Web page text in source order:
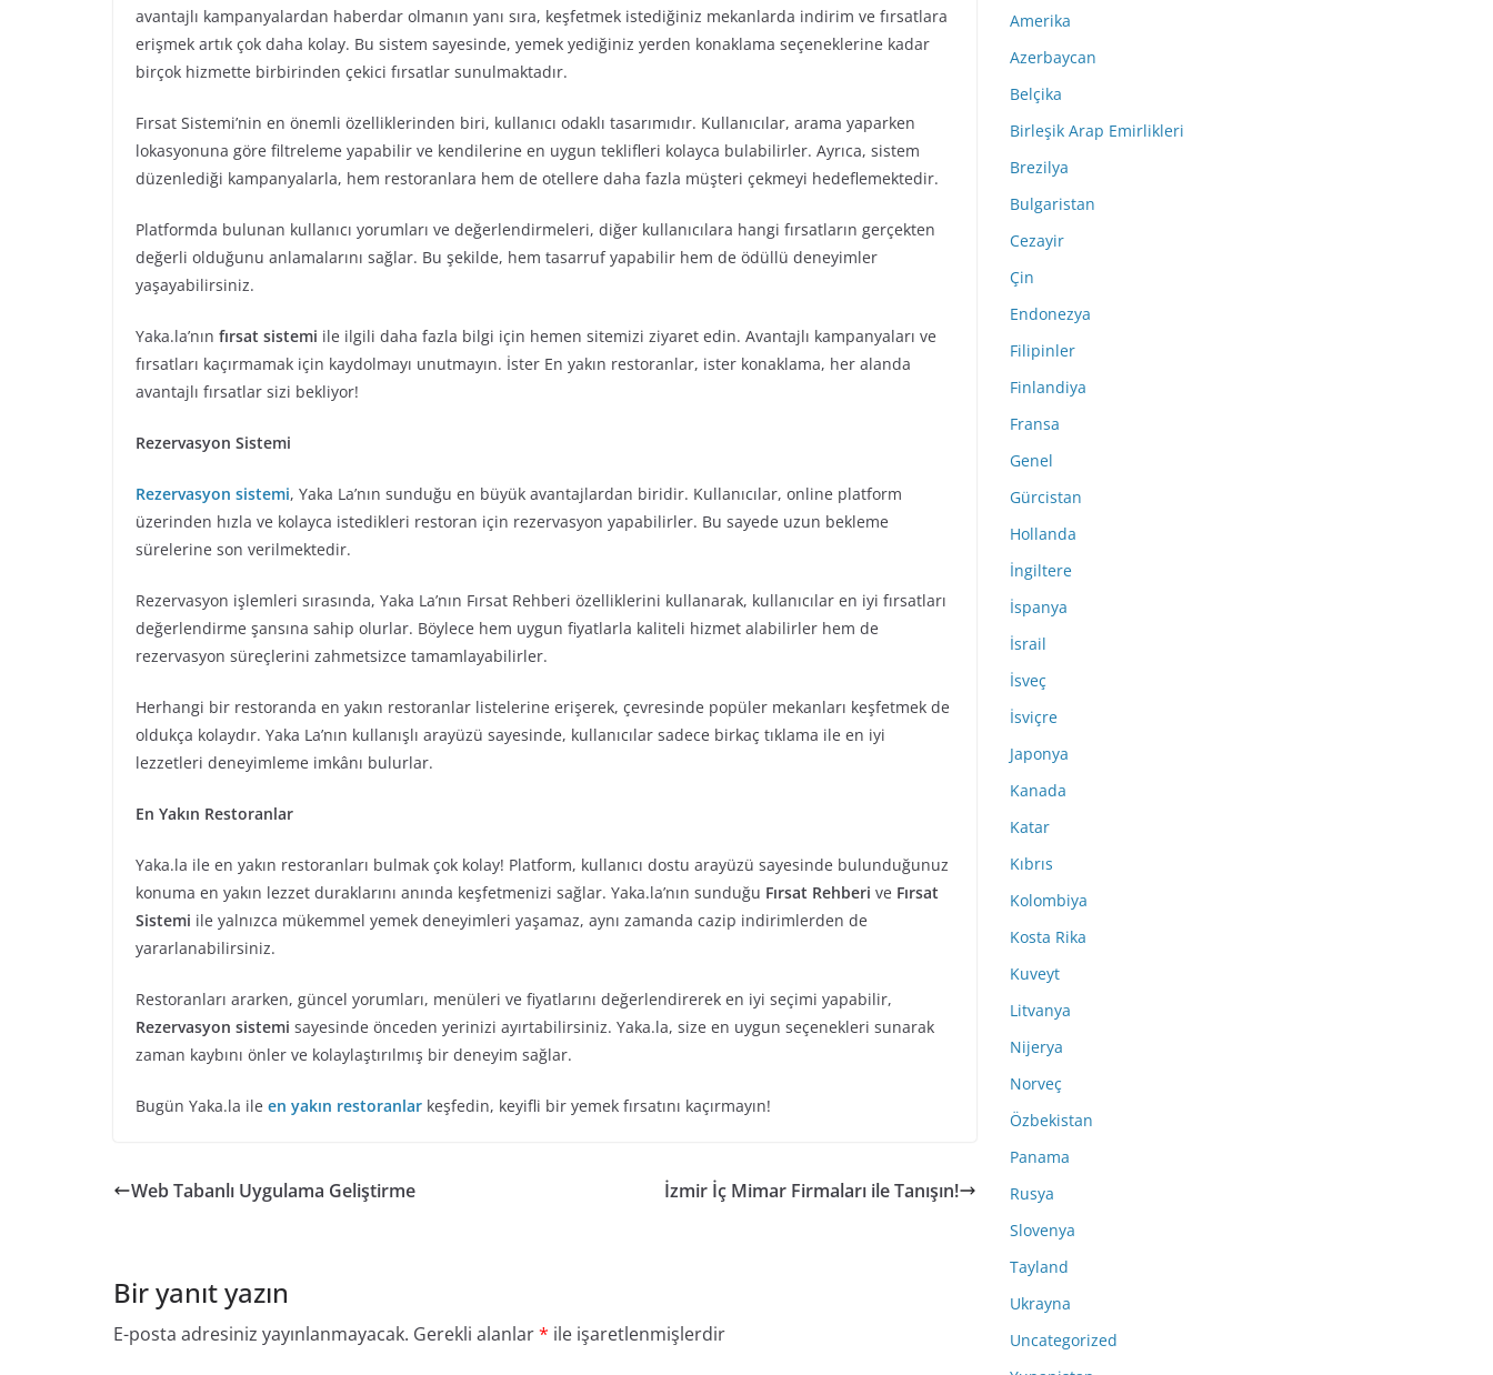
avantajlı kampanyalardan haberdar olmanın yanı sıra, keşfetmek istediğiniz mekanlarda indirim ve fırsatlara
erişmek artık çok daha kolay. Bu sistem sayesinde, yemek yediğiniz yerden konaklama seçeneklerine kadar
birçok hizmette birbirinden çekici fırsatlar sunulmaktadır.
Fırsat Sistemi’nin en önemli özelliklerinden biri, kullanıcı odaklı tasarımıdır. Kullanıcılar, arama yaparken
lokasyonuna göre filtreleme yapabilir ve kendilerine en uygun teklifleri kolayca bulabilirler. Ayrıca, sistem
düzenlediği kampanyalarla, hem restoranlara hem de otellere daha fazla müşteri çekmeyi hedeflemektedir.
Platformda bulunan kullanıcı yorumları ve değerlendirmeleri, diğer kullanıcılara hangi fırsatların gerçekten
değerli olduğunu anlamalarını sağlar. Bu şekilde, hem tasarruf yapabilir hem de ödüllü deneyimler
yaşayabilirsiniz.
Yaka.la’nın fırsat sistemi ile ilgili daha fazla bilgi için hemen sitemizi ziyaret edin. Avantajlı kampanyaları ve
fırsatları kaçırmamak için kaydolmayı unutmayın. İster En yakın restoranlar, ister konaklama, her alanda
avantajlı fırsatlar sizi bekliyor!
Rezervasyon Sistemi
Rezervasyon sistemi, Yaka La’nın sunduğu en büyük avantajlardan biridir. Kullanıcılar, online platform
üzerinden hızla ve kolayca istedikleri restoran için rezervasyon yapabilirler. Bu sayede uzun bekleme
sürelerine son verilmektedir.
Rezervasyon işlemleri sırasında, Yaka La’nın Fırsat Rehberi özelliklerini kullanarak, kullanıcılar en iyi fırsatları
değerlendirme şansına sahip olurlar. Böylece hem uygun fiyatlarla kaliteli hizmet alabilirler hem de
rezervasyon süreçlerini zahmetsizce tamamlayabilirler.
Herhangi bir restoranda en yakın restoranlar listelerine erişerek, çevresinde popüler mekanları keşfetmek de
oldukça kolaydır. Yaka La’nın kullanışlı arayüzü sayesinde, kullanıcılar sadece birkaç tıklama ile en iyi
lezzetleri deneyimleme imkânı bulurlar.
En Yakın Restoranlar
Yaka.la ile en yakın restoranları bulmak çok kolay! Platform, kullanıcı dostu arayüzü sayesinde bulunduğunuz
konuma en yakın lezzet duraklarını anında keşfetmenizi sağlar. Yaka.la’nın sunduğu Fırsat Rehberi ve Fırsat
Sistemi ile yalnızca mükemmel yemek deneyimleri yaşamaz, aynı zamanda cazip indirimlerden de
yararlanabilirsiniz.
Restoranları ararken, güncel yorumları, menüleri ve fiyatlarını değerlendirerek en iyi seçimi yapabilir,
Rezervasyon sistemi sayesinde önceden yerinizi ayırtabilirsiniz. Yaka.la, size en uygun seçenekleri sunarak
zaman kaybını önler ve kolaylaştırılmış bir deneyim sağlar.
Bugün Yaka.la ile en yakın restoranlar keşfedin, keyifli bir yemek fırsatını kaçırmayın!
Web Tabanlı Uygulama Geliştirme İzmir İç Mimar Firmaları ile Tanışın!
Bir yanıt yazın
E-posta adresiniz yayınlanmayacak. Gerekli alanlar* ile işaretlenmişlerdir
Amerika
Azerbaycan
Belçika
Birleşik Arap Emirlikleri
Brezilya
Bulgaristan
Cezayir
Çin
Endonezya
Filipinler
Finlandiya
Fransa
Genel
Gürcistan
Hollanda
İngiltere
İspanya
İsrail
İsveç
İsviçre
Japonya
Kanada
Katar
Kıbrıs
Kolombiya
Kosta Rika
Kuveyt
Litvanya
Nijerya
Norveç
Özbekistan
Panama
Rusya
Slovenya
Tayland
Ukrayna
Uncategorized